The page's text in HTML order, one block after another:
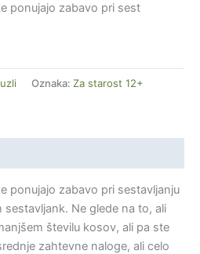
ponujajo zabavo pri sest
Oznaka: Za starost 12+
ponujajo zabavo pri sestavljanju
Ne glede na to, ali
številu kosov, ali pa ste
zahtevne naloge, ali celo